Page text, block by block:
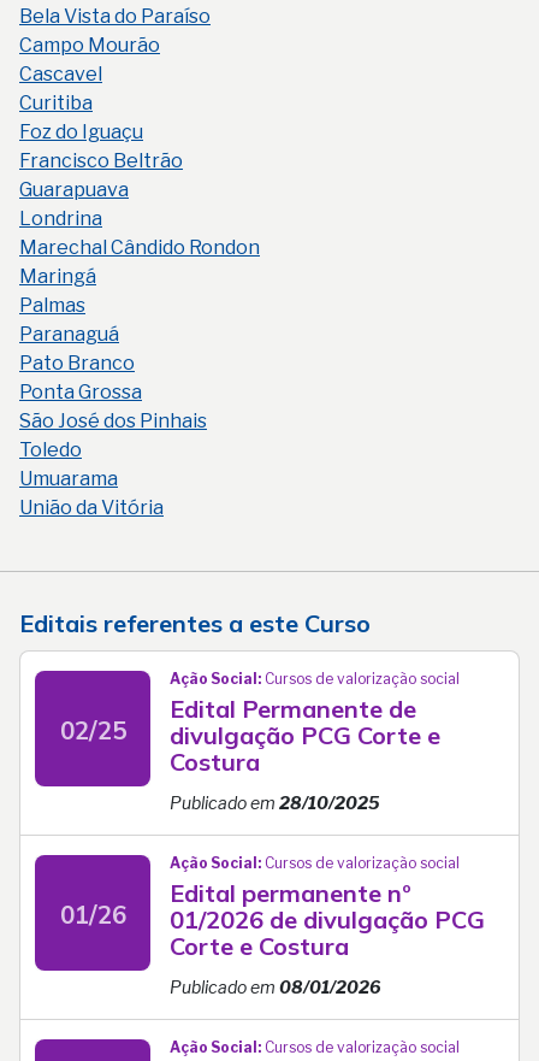
Bela Vista do Paraíso
Campo Mourão
Cascavel
Curitiba
Foz do Iguaçu
Francisco Beltrão
Guarapuava
Londrina
Marechal Cândido Rondon
Maringá
Palmas
Paranaguá
Pato Branco
Ponta Grossa
São José dos Pinhais
Toledo
Umuarama
União da Vitória
Editais referentes a este Curso
02/25
Ação Social: Cursos de valorização social
Edital Permanente de
divulgação PCG Corte e
Costura
Publicado em 28/10/2025
01/26
Ação Social: Cursos de valorização social
Edital permanente nº
01/2026 de divulgação PCG
Corte e Costura
Publicado em 08/01/2026
Ação Social: Cursos de valorização social